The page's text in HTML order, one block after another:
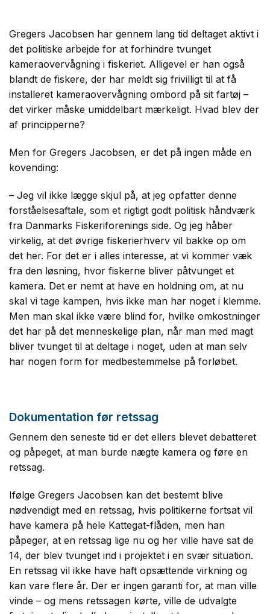
Gregers Jacobsen har gennem lang tid deltaget aktivt i
det politiske arbejde for at forhindre tvunget
kameraovervågning i fiskeriet. Alligevel er han også
blandt de fiskere, der har meldt sig frivilligt til at få
installeret kameraovervågning ombord på sit fartøj –
det virker måske umiddelbart mærkeligt. Hvad blev der
af principperne?
Men for Gregers Jacobsen, er det på ingen måde en
kovending:
– Jeg vil ikke lægge skjul på, at jeg opfatter denne
forståelsesaftale, som et rigtigt godt politisk håndværk
fra Danmarks Fiskeriforenings side. Og jeg håber
virkelig, at det øvrige fiskerierhverv vil bakke op om
det her. For det er i alles interesse, at vi kommer væk
fra den løsning, hvor fiskerne bliver påtvunget et
kamera. Det er nemt at have en holdning om, at nu
skal vi tage kampen, hvis ikke man har noget i klemme.
Men man skal ikke være blind for, hvilke omkostninger
det har på det menneskelige plan, når man med magt
bliver tvunget til at deltage i noget, uden at man selv
har nogen form for medbestemmelse på forløbet.
Dokumentation før retssag
Gennem den seneste tid er det ellers blevet debatteret
og påpeget, at man burde nægte kamera og føre en
retssag.
Ifølge Gregers Jacobsen kan det bestemt blive
nødvendigt med en retssag, hvis politikerne fortsat vil
have kamera på hele Kattegat-flåden, men han
påpeger, at en retssag lige nu og her ville have sat de
14, der blev tvunget ind i projektet i en svær situation.
En retssag vil ikke have haft opsættende virkning og
kan vare flere år. Der er ingen garanti for, at man ville
vinde – og mens retssagen kørte, ville de udvalgte